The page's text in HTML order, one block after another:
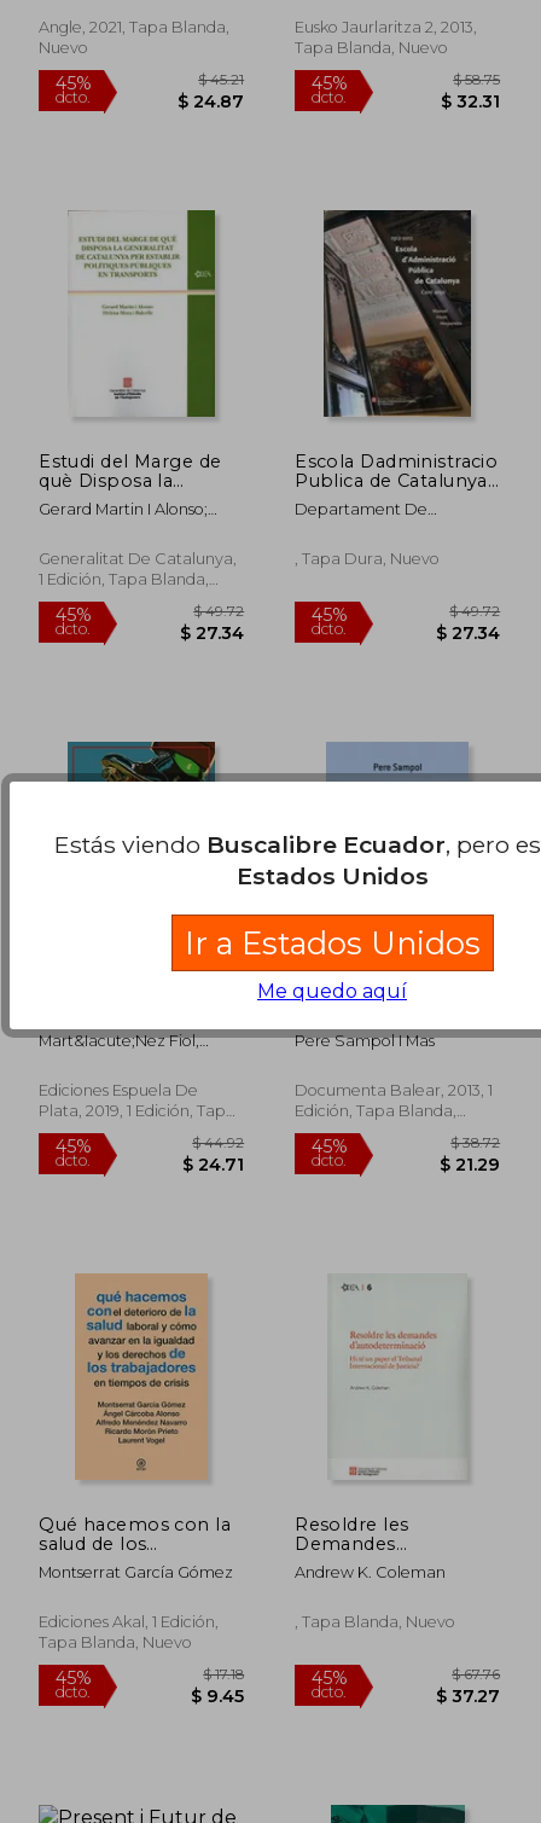
45%
dcto.
$ 36.29
$ 19.96
45%
D'Ariadna) (en
Catalán)
Angle, 2021, Tapa Blanda,
Nuevo
45%
dcto.
$ 45.21
$ 24.87
Vasco, 2011-2015 =
Euskal Autonomia
Plana, 2011-2015
(Justizia, lan eta
Eusko Jaurlaritza 2, 2013,
Tapa Blanda, Nuevo
45%
dcto. $
Estudi del Marge de
què Disposa la
Generalitat de
Catalunya per Establir
en Transports (en
Catalán)
Gerard Martin I Alonso;
Generalitat De Catalunya,
1 Edición, Tapa Blanda,
Nuevo
Escola Dadministracio
Publica de Catalunya.
Cent Anys (1912-2012)
(en Catalán)
Departament De
Institucionals
, Tapa Dura, Nuevo
por la Administración
de la Generalitat
Mart&Iacute;Nez Fiol,
Ediciones Espuela De
Plata, 2019, 1 Edición, Tapa
Blanda, Nuevo
El Fracas D`Espanya
Pere Sampol I Mas
Documenta Balear, 2013, 1
Edición, Tapa Blanda,
Nuevo
Qué hacemos con la
salud de los
trabajadores en
tiempos de crisis
Montserrat García Gómez
Ediciones Akal, 1 Edición,
Tapa Blanda, Nuevo
Resoldre les
Demandes
Dautodeterminacio.
(en Catalán)
Andrew K. Coleman
, Tapa Blanda, Nuevo
Estás viendo Buscalibre Ecuador, pero
Estados Unidos
Ir a Estados Unidos
Me quedo aquí